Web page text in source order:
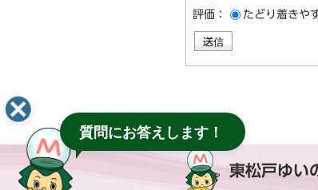
評価：
たどり着きや
東松戸ゆい
質問にお答えします！